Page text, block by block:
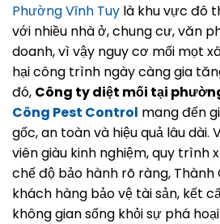
Phường Vĩnh Tuy là khu vực đô
với nhiều nhà ở, chung cư, văn
doanh, vì vậy nguy cơ mối mọt
hại công trình ngày càng gia
đó, Công ty diệt mối tại
Công Pest Control mang đến
gốc, an toàn và hiệu quả lâu dài.
viên giàu kinh nghiệm, quy trình
chế độ bảo hành rõ ràng,
khách hàng bảo vệ tài sản, kết
không gian sống khỏi sự phá